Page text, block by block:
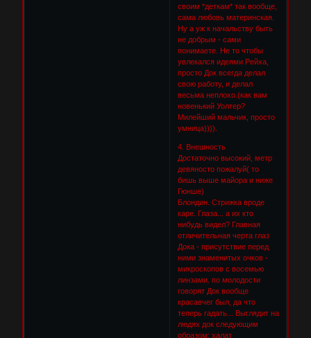
своим *деткам* так вообще,
сама любовь материнская.
Ну а уж к начальству быть
не добрым - сами
понимаете. Не то чтобы
увлекался идеями Рейха,
просто Док всегда делал
свою работу, и делал
весьма неплохо.(как вам
новенький Уолтер?
Милейший мальчик, просто
умница)))).
4. Внешность
Достаточно высокий, метр
девяносто пожалуй( то
бишь выше майора и ниже
Гюнше)
Блондин. Стрижка вроде
каре. Глаза... а их кто
нибудь видел? Главная
отличительная черта глаз
Дока - присутствие перед
ними знаменитых очков -
микроскопов с восемью
линзами. по молодости
говорят Док вообще
красавчег был, да что
теперь гадать... Выглядит на
людях док следующим
образом: халат